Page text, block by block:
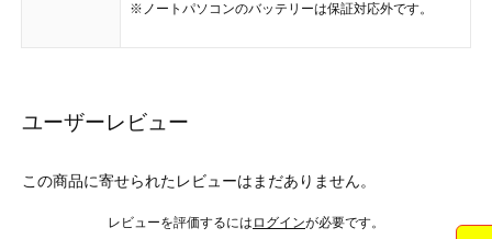
※ノートパソコンのバッテリーは保証対応外です。
ユーザーレビュー
この商品に寄せられたレビューはまだありません。
レビューを評価するには ログインが必要です。